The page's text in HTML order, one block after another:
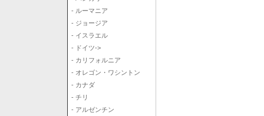
- ルーマニア
- ジョージア
- イスラエル
- ドイツ->
- カリフォルニア
- オレゴン・ワシントン
- カナダ
- チリ
- アルゼンチン